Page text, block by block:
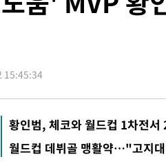
15:45:34
황인범, 체코와 월드컵 1차전서
월드컵 데뷔골 맹활약…"고지